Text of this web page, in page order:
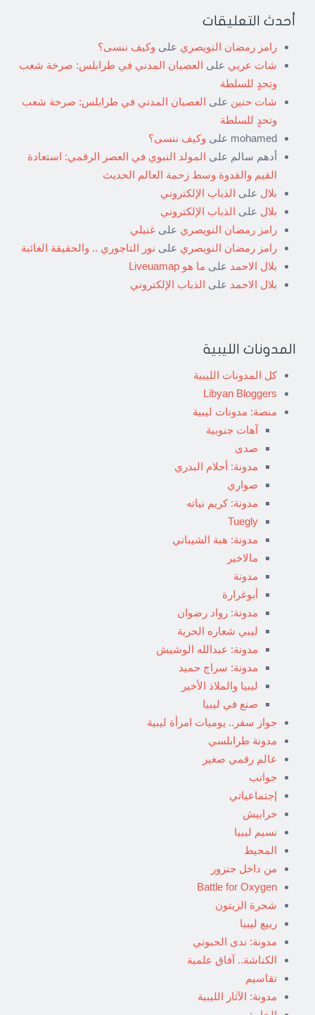
أحدث التعليقات
رامز رمضان النويصري على وكيف ننسى؟
شات عربي على العصيان المدني في طرابلس: صرخة شعب
وتحدٍ للسلطة
شات حنين على العصيان المدني في طرابلس: صرخة شعب
وتحدٍ للسلطة
mohamed على وكيف ننسى؟
أدهم سالم على المولد النبوي في العصر الرقمي: استعادة
القيم والقدوة وسط زحمة العالم الحديث
بلال على الذباب الإلكتروني
بلال على الذباب الإلكتروني
رامز رمضان النويصري على غنيلي
رامز رمضان النويصري على نور التاجوري .. والحقيقة الغائبة
بلال الاحمد على ما هو Liveuamap
بلال الاحمد على الذباب الإلكتروني
المدونات الليبية
كل المدونات الليبية
Libyan Bloggers
منصة: مدونات ليبية
آهات جنوبية
صدى
مدونة: أحلام البدري
صواري
مدونة: كريم نباته
Tuegly
مدونة: هبة الشيباني
مالاخير
مدونة
أبوغرارة
مدونة: رواد رضوان
ليبي شعاره الحرية
مدونة: عبدالله الوشيش
مدونة: سراج حميد
ليبيا والملاذ الأخير
صنع في ليبيا
جواز سفر.. يوميات امرأة ليبية
مدونة طرابلسي
عالم رقمي صغير
جوانب
إجتماعياتي
خرابيش
نسيم ليبيا
المحيط
من داخل جنزور
Battle for Oxygen
شجرة الزيتون
ربيع ليبيا
مدونة: ندى الحبوني
الكناشة.. آفاق علمية
تقاسيم
مدونة: الآثار الليبية